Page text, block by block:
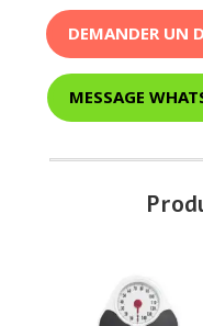
DEMANDER UN
MESSAGE